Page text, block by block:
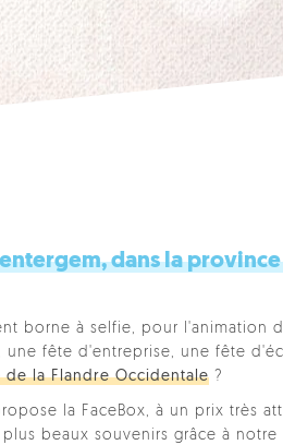
dans la
borne à selfie, pour l'animation
fête d'entreprise, une fête
de la Flandre Occidentale ?
la FaceBox, à un prix très
beaux souvenirs grâce à